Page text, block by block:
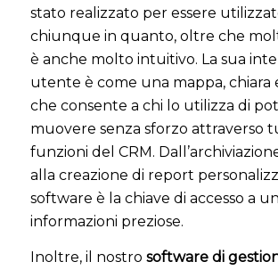
stato realizzato per essere
chiunque in quanto, oltre che
è anche molto intuitivo. La sua
utente è come una mappa, chiara
che consente a chi lo utilizza di
muovere senza sforzo attraverso
funzioni del CRM.
alla creazione di report
software è la chiave di accesso a
informazioni preziose.
Inoltre, il nostro software di